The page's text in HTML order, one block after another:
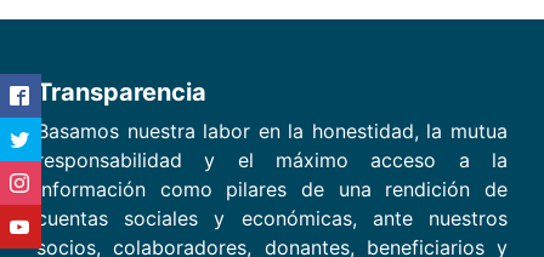
Transparencia
Basamos nuestra labor en la honestidad, la mutua
responsabilidad y el máximo acceso a la
información como pilares de una rendición de
cuentas sociales y económicas, ante nuestros
socios, colaboradores, donantes, beneficiarios y